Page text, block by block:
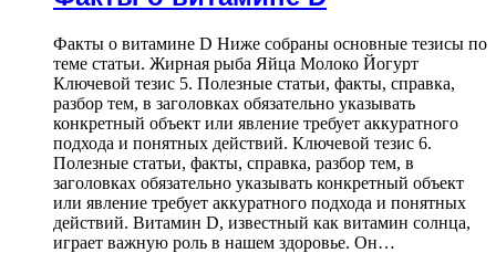
Факты о витамине D Ниже собраны основные тезисы по
теме статьи. Жирная рыба Яйца Молоко Йогурт
Ключевой тезис 5. Полезные статьи, факты, справка,
разбор тем, в заголовках обязательно указывать
конкретный объект или явление требует аккуратного
подхода и понятных действий. Ключевой тезис 6.
Полезные статьи, факты, справка, разбор тем, в
заголовках обязательно указывать конкретный объект
или явление требует аккуратного подхода и понятных
действий. Витамин D, известный как витамин солнца,
играет важную роль в нашем здоровье. Он…